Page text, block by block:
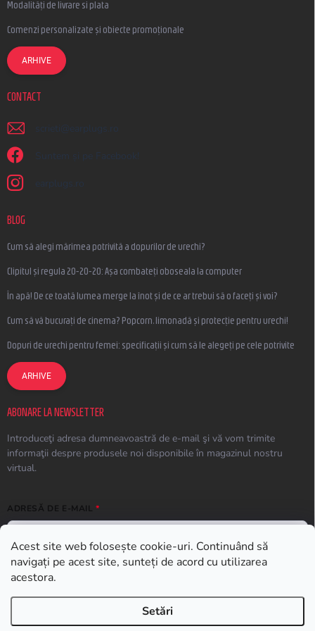
Acest site web folosește cookie-uri. Continuând să
navigați pe acest site, sunteți de acord cu utilizarea
acestora.
Setări
Modalități de livrare si plata
Comenzi personalizate și obiecte promoționale
ARHIVE
CONTACT
scrieti @ earplugs.ro
Suntem și pe Facebook!
earplugs.ro
BLOG
Cum să alegi mărimea potrivită a dopurilor de urechi?
Clipitul și regula 20-20-20: Așa combateți oboseala la computer
În apă! De ce toată lumea merge la înot și de ce ar trebui să o faceți și voi?
Cum să vă bucurați de cinema? Popcorn, limonadă și protecție pentru urechi!
Dopuri de urechi pentru femei: specificații și cum să le alegeți pe cele potrivite
ARHIVE
ABONARE LA NEWSLETTER
Introduceţi adresa dumneavoastră de e-mail şi vă vom trimite
informaţii despre produsele noi disponibile în magazinul nostru
virtual.
ADRESĂ DE E-MAIL
ABONARE